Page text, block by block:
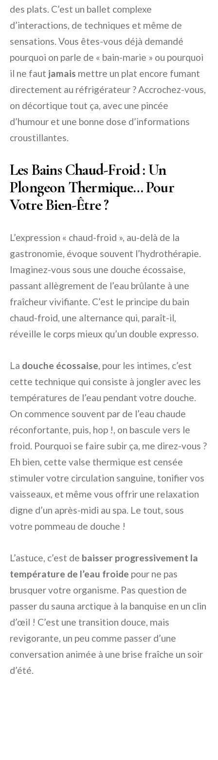
des plats. C’est un ballet complexe
d’interactions, de techniques et même de
sensations. Vous êtes-vous déjà demandé
pourquoi on parle de « bain-marie » ou pourquoi
il ne faut jamais mettre un plat encore fumant
directement au réfrigérateur ? Accrochez-vous,
on décortique tout ça, avec une pincée
d’humour et une bonne dose d’informations
croustillantes.
Les Bains Chaud-Froid : Un
Plongeon Thermique… Pour
Votre Bien-Être ?
L’expression « chaud-froid », au-delà de la
gastronomie, évoque souvent l’hydrothérapie.
Imaginez-vous sous une douche écossaise,
passant allègrement de l’eau brûlante à une
fraîcheur vivifiante. C’est le principe du bain
chaud-froid, une alternance qui, paraît-il,
réveille le corps mieux qu’un double expresso.
La douche écossaise, pour les intimes, c’est
cette technique qui consiste à jongler avec les
températures de l’eau pendant votre douche.
On commence souvent par de l’eau chaude
réconfortante, puis, hop !, on bascule vers le
froid. Pourquoi se faire subir ça, me direz-vous ?
Eh bien, cette valse thermique est censée
stimuler votre circulation sanguine, tonifier vos
vaisseaux, et même vous offrir une relaxation
digne d’un après-midi au spa. Le tout, sous
votre pommeau de douche !
L’astuce, c’est de baisser progressivement la
température de l’eau froide pour ne pas
brusquer votre organisme. Pas question de
passer du sauna arctique à la banquise en un clin
d’œil ! C’est une transition douce, mais
revigorante, un peu comme passer d’une
conversation animée à une brise fraîche un soir
d’été.